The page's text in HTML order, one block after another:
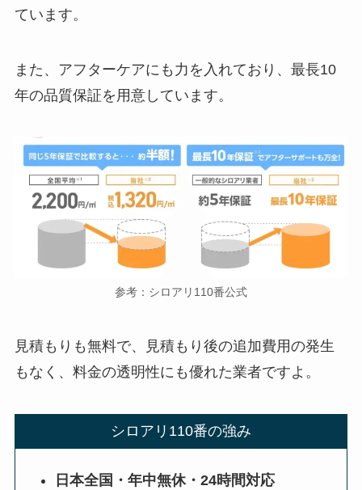
ています。
また、アフターケアにも力を入れており、最長10
年の品質保証を用意しています。
参考：シロアリ110番公式
見積もりも無料で、見積もり後の追加費用の発生
もなく、料金の透明性にも優れた業者ですよ。
シロアリ110番の強み
日本全国・年中無休・24時間対応